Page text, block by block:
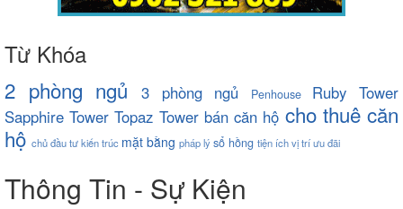
Từ Khóa
2 phòng ngủ 3 phòng ngủ Penhouse
Ruby Tower
Sapphire Tower Topaz Tower bán căn hộ cho thuê căn
hộ chủ đầu tưkiến trúc mặt bằng pháp lýsổ hồng tiện íchvị tríưu đãi
Thông Tin - Sự Kiện